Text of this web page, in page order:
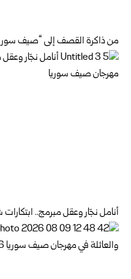
من ذاكرة القصف إلى “صيف
أنامل نجّار وعقل مبرمج..